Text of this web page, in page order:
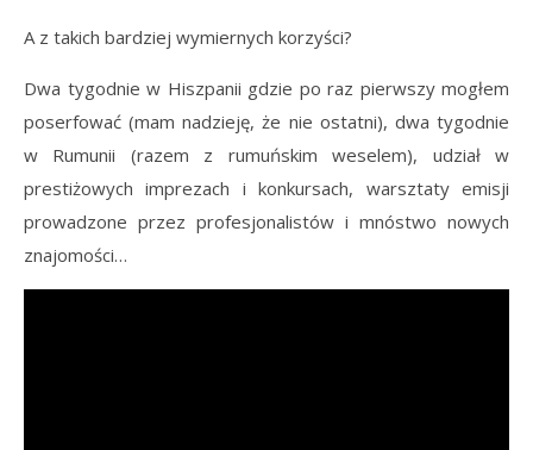
A z takich bardziej wymiernych korzyści?
Dwa tygodnie w Hiszpanii gdzie po raz pierwszy mogłem
poserfować (mam nadzieję, że nie ostatni), dwa tygodnie
w Rumunii (razem z rumuńskim weselem), udział w
prestiżowychimprezach i konkursach, warsztaty emisji
prowadzone przez profesjonalistów i mnóstwo nowych
znajomości…